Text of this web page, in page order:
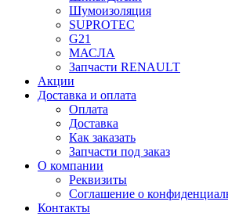
Шумоизоляция
SUPROTEC
G21
МАСЛА
Запчасти RENAULT
Акции
Доставка и оплата
Оплата
Доставка
Как заказать
Запчасти под заказ
О компании
Реквизиты
Соглашение о
Контакты